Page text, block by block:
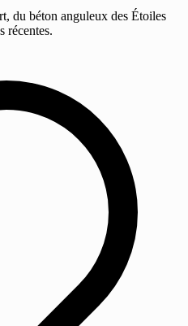
du béton anguleux des Étoiles
récentes.